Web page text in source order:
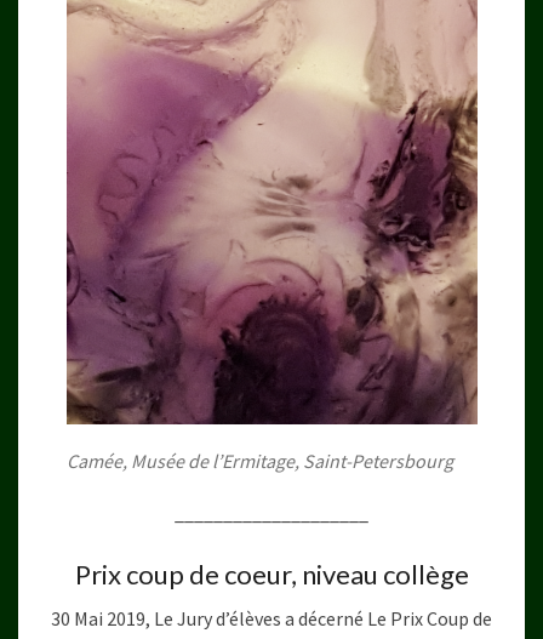
Camée, Musée de l’Ermitage, Saint-Petersbourg
Prix coup de coeur, niveau collège
30 Mai 2019, Le Jury d’élèves a décerné Le Prix Coup de